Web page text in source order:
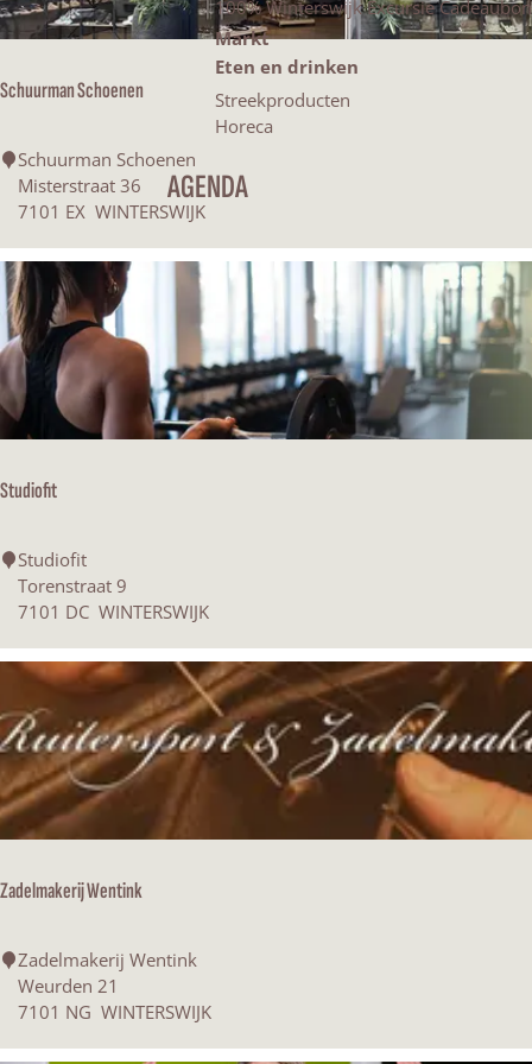
100% Winterswijk Excursie Cadeaubon
Markt
Eten en drinken
Streekproducten
Horeca
AGENDA
e
k
j
p
Schuurman Schoenen
S
u
r
m
a
n
c
h
e
e
n
Schuurman Schoenen
Misterstraat 36
7101 EX WINTERSWIJK
Studiofit
S
i
f
i
t
Studiofit
Torenstraat 9
7101 DC WINTERSWIJK
Zadelmakerij Wentink
Z Zadelmakerij Wentink
Weurden 21
7101 NG WINTERSWIJK